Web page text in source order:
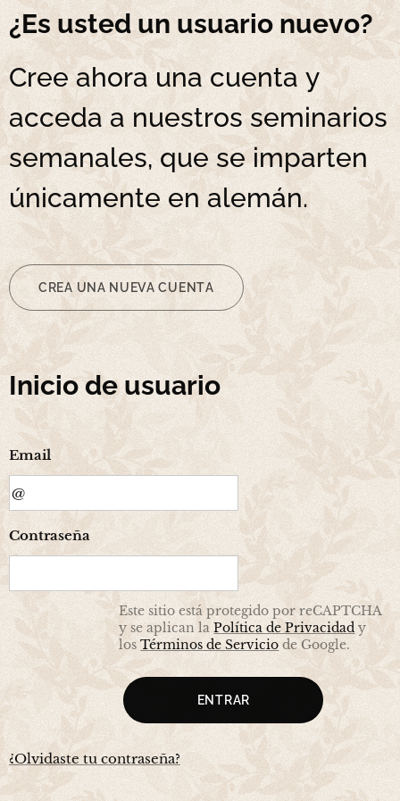
¿Es usted un usuario nuevo?
Cree ahora una cuenta y
acceda a nuestros seminarios
semanales, que se imparten
únicamente en alemán.
CREA UNA NUEVA CUENTA
Inicio de usuario
Email
Contraseña
Este sitio está protegido por reCAPTCHA
y se aplican laPolítica de Privacidady
losTérminos de Serviciode Google.
ENTRAR
¿Olvidaste tu contraseña?